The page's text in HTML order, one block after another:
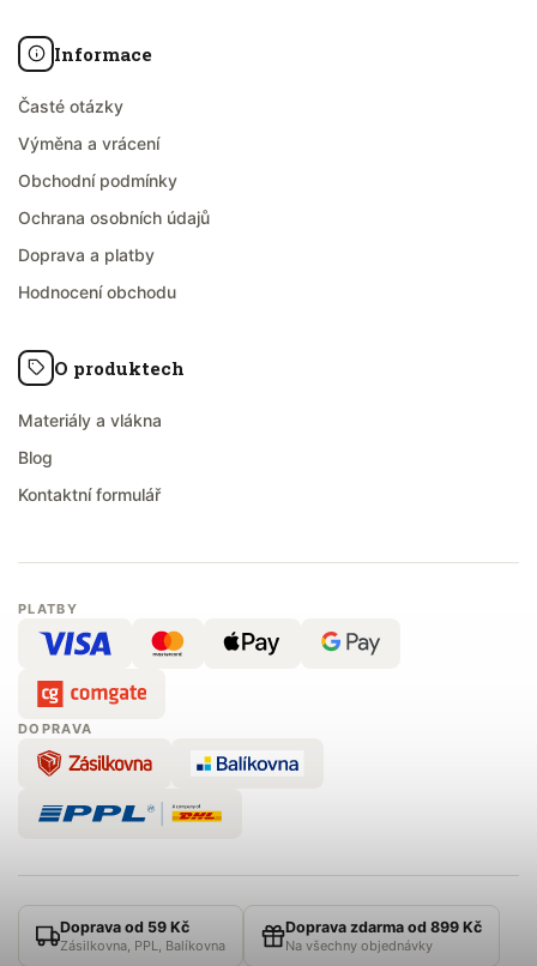
Informace
Časté otázky
Výměna a vrácení
Obchodní podmínky
Ochrana osobních údajů
Doprava a platby
Hodnocení obchodu
O produktech
Materiály a vlákna
Blog
Kontaktní formulář
PLATBY
DOPRAVA
Doprava od 59 Kč
Zásilkovna, PPL, Balíkovna
Doprava zdarma od 899 Kč
Na všechny objednávky